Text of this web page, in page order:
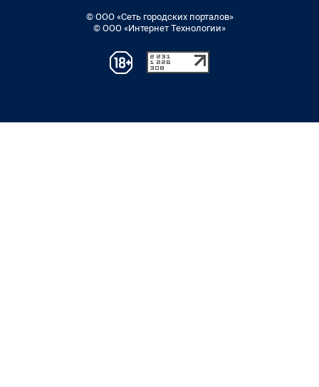
© ООО «Сеть городских порталов»
© ООО «Интернет Технологии»